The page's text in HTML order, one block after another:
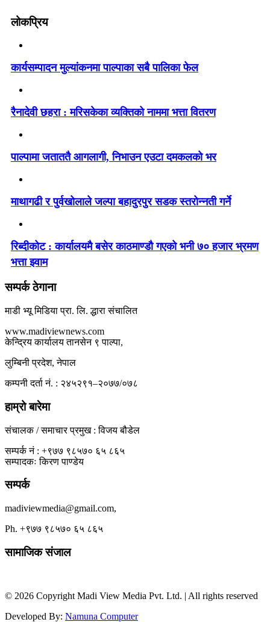
लोकप्रिय
कार्यसम्पादन मुल्यांकनमा पाल्पाका सबै पालिका फेल
रैनादेवी छहरा : मरिसकेका व्यक्तिको नाममा भत्ता वितरण
पाल्पामा जताततै आगलागी, निभाउन एउटा दमकलको भर
माथागढी र पुर्वखोलाले जल्पा बहादुरपुर सडक स्तरोन्नती गर्ने
रिब्दीकोट : कार्यालयमै बसेर काठमाण्डौ गएको भनी ७० हजार भ्रमण
भत्ता झ्वाम
सम्पर्क ठेगाना
माडी भ्यू मिडिया प्रा. लि. द्धारा संचालित
www.madiviewnews.com
केन्द्रिय कार्यालय तानसेन ९ पाल्पा,
लुम्बिनी प्रदेश, नेपाल
कम्पनी दर्ता नं. : २४५२९१–२०७७/०७८
हाम्रो बारेमा
संचालक / समाचार प्रमुख : विजय बौडेल
सम्पर्क नं : +९७७ ९८५७० ६५ ८६५
सम्पादकः किरण पाण्डेय
सम्पर्क
madiviewmedia@gmail.com,
Ph. +९७७ ९८५७० ६५ ८६५
सामाजिक संजाल
© 2026 Copyright Madi View Media Pvt. Ltd. | All rights reserved
Developed By: Namuna Computer